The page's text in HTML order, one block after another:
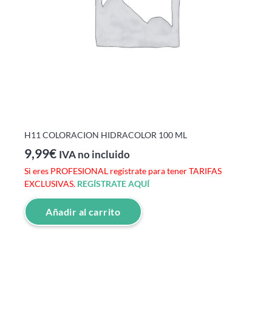
H11 COLORACION HIDRACOLOR 100 ML
9,99€ IVA no incluido
Si eres PROFESIONAL regístrate para tener TARIFAS
EXCLUSIVAS. REGÍSTRATE AQUÍ
Añadir al carrito